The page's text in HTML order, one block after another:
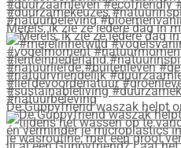
Merels, ik zie ze iedere dag in
De Guppyfriend waszak helpt